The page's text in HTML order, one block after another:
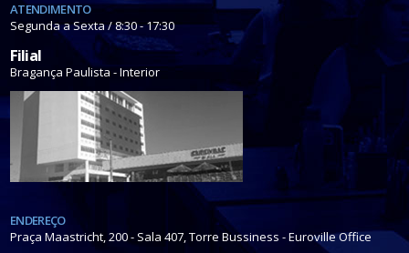
ATENDIMENTO
Segunda a Sexta / 8:30 - 17:30
Filial
Bragança Paulista - Interior
ENDEREÇO
Praça Maastricht, 200 - Sala 407, Torre Bussiness - Euroville Office